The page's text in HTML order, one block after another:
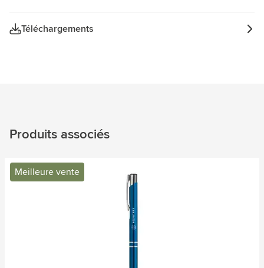
Téléchargements
Produits associés
Meilleure vente